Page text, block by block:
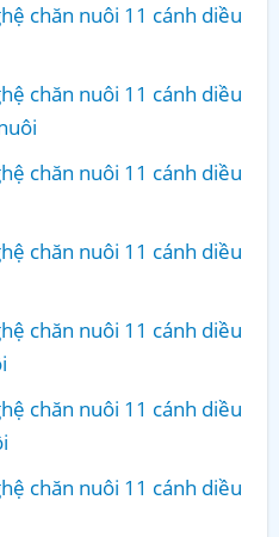
chăn nuôi 11 cánh diều
chăn nuôi 11 cánh diều
chăn nuôi 11 cánh diều
chăn nuôi 11 cánh diều
chăn nuôi 11 cánh diều
chăn nuôi 11 cánh diều
chăn nuôi 11 cánh diều